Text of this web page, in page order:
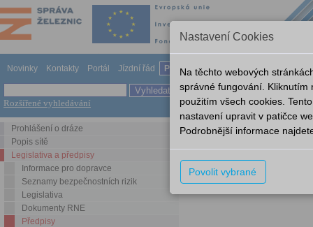
Novinky Kontakty Portál Jízdní řád Provozování dráhy Odkazy
Rozšířené vyhledávání
Prohlášení o dráze
Popis sítě
Legislativa a předpisy
Informace pro dopravce
Seznamy bezpečnostních rizik
Legislativa
Dokumenty RNE
Předpisy
SŽ D5-3
SŽ D5-3
Nastavení Cookies
Na těchto webových
správné fungování. Kliknutím
použitím všech cookies.
nastavení upravit v patičce
Podrobnější informace
Povolit vybrané